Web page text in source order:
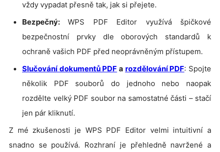
vždy vypadat přesně tak, jak si přejete.
Bezpečný:WPS PDF Editor využívá špičkové
bezpečnostní prvky dle oborových standardů k
ochraně vašich PDF před neoprávněným přístupem.
Slučování dokumentů PDF a rozdělování PDF: Spojte
několik PDF souborů do jednoho nebo naopak
rozdělte velký PDF soubor na samostatné části – stačí
jen pár kliknutí.
Z mé zkušenosti je WPS PDF Editor velmi intuitivní a
snadno se používá. Rozhraní je přehledně navržené a